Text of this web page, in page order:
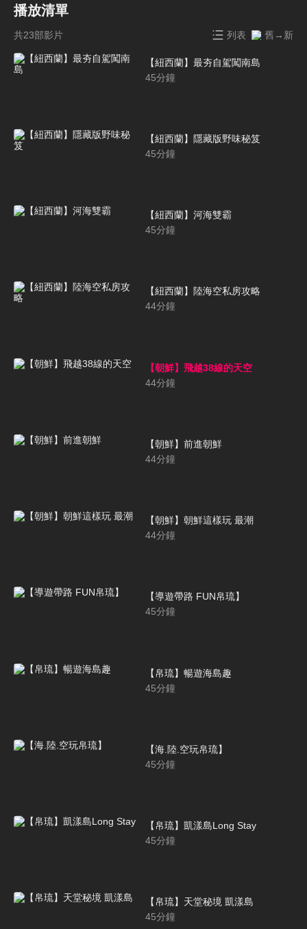
播放清單
共23部影片 列表 舊→新
【紐西蘭】最夯自駕闖南島
45分鐘
【紐西蘭】隱藏版野味秘笈
45分鐘
【紐西蘭】河海雙霸
45分鐘
【紐西蘭】陸海空私房攻略
44分鐘
【朝鮮】飛越38線的天空
44分鐘
【朝鮮】前進朝鮮
44分鐘
【朝鮮】朝鮮這樣玩 最潮
44分鐘
【導遊帶路 FUN帛琉】
45分鐘
【帛琉】暢遊海島趣
45分鐘
【海.陸.空玩帛琉】
45分鐘
【帛琉】凱漾島Long Stay
45分鐘
【帛琉】天堂秘境 凱漾島
45分鐘